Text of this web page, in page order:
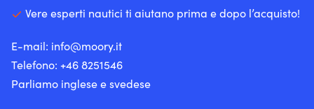
Vere esperti nautici ti aiutano prima e dopo l’acquisto!
E-mail: info@moory.it
Telefono: +46 8251546
Parliamo inglese e svedese